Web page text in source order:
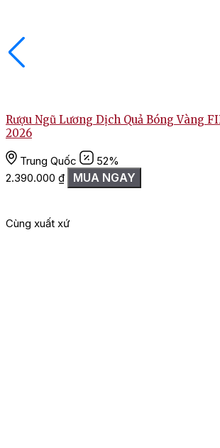
Rượu Ngũ Lương Dịch Quả Bóng Vàng
2026
Trung Quốc
52%
2.390.000 ₫ MUA NGAY
Cùng xuất xứ